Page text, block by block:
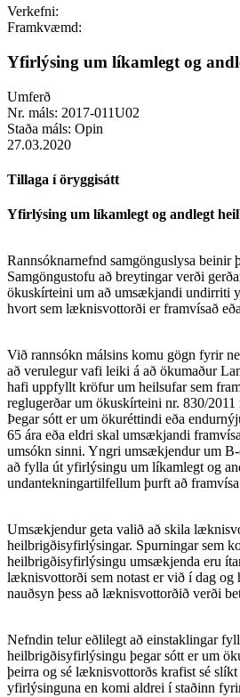
Verkefni:
Framkvæmd:
Yfirlýsing um líkamlegt og
Umferð
Nr. máls: 2017-011U02
Staða máls: Opin
27.03.2020
Tillaga í öryggisátt
Yfirlýsing um líkamlegt og andlegt
Rannsóknarnefnd samgönguslysa
Samgöngustofu að breytingar verði
ökuskírteini um að umsækjandi undirriti
hvort sem læknisvottorði er framvísað
Við rannsókn málsins komu gögn fyrir
að verulegur vafi leiki á að ökumaður
hafi uppfyllt kröfur um heilsufar sem
reglugerðar um ökuskírteini nr. 830/
Þegar sótt er um ökuréttindi eða
65 ára eða eldri skal umsækjandi
umsókn sinni. Yngri umsækjendur um
að fylla út yfirlýsingu um líkamlegt og
undantekningartilfellum þurft að
Umsækjendur geta valið að skila
heilbrigðisyfirlýsingar. Spurningar sem
heilbrigðisyfirlýsingu umsækjenda eru
læknisvottorði sem notast er við í dag og
nauðsyn þess að læknisvottorðið verði
Nefndin telur eðlilegt að einstaklingar
heilbrigðisyfirlýsingu þegar sótt er um
þeirra og sé læknisvottorðs krafist sé
yfirlýsinguna en komi aldrei í staðinn